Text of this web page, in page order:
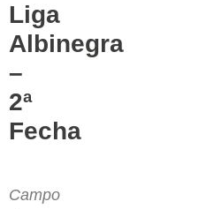
Liga
Albinegra
–
2ª
Fecha
Campo